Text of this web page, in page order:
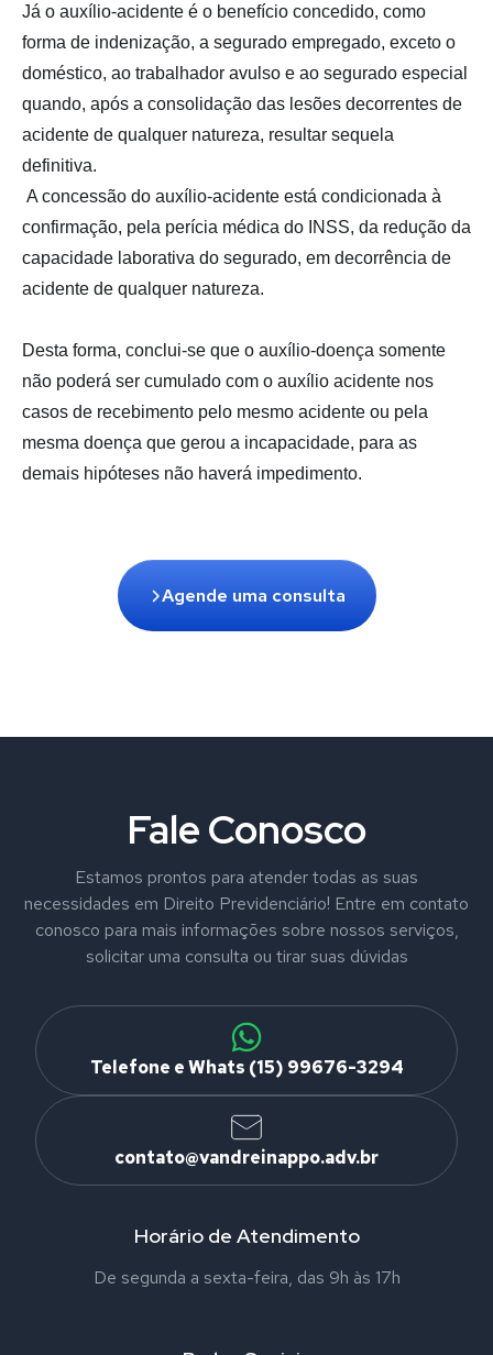
Já o auxílio-acidente é o benefício concedido, como
forma de indenização, a segurado empregado, exceto o
doméstico, ao trabalhador avulso e ao segurado especial
quando, após a consolidação das lesões decorrentes de
acidente de qualquer natureza, resultar sequela
definitiva.
A concessão do auxílio-acidente está condicionada à
confirmação, pela perícia médica do INSS, da redução da
capacidade laborativa do segurado, em decorrência de
acidente de qualquer natureza.
Desta forma, conclui-se que o auxílio-doença somente
não poderá ser cumulado com o auxílio acidente nos
casos de recebimento pelo mesmo acidente ou pela
mesma doença que gerou a incapacidade, para as
demais hipóteses não haverá impedimento.
Agende uma consulta
Fale Conosco
Estamos prontos para atender todas as suas
necessidades em Direito Previdenciário! Entre em contato
conosco para mais informações sobre nossos serviços,
solicitar uma consulta ou tirar suas dúvidas
Telefone e Whats (15) 99676-3294
contato@vandreinappo.adv.br
Horário de Atendimento
De segunda a sexta-feira, das 9h às 17h